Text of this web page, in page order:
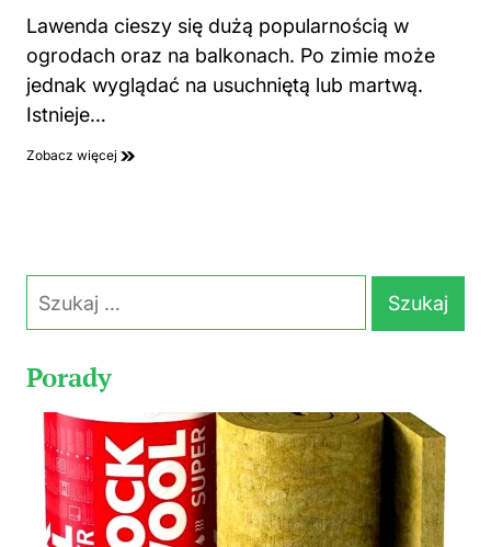
Lawenda cieszy się dużą popularnością w
ogrodach oraz na balkonach. Po zimie może
jednak wyglądać na usuchniętą lub martwą.
Istnieje…
Zobacz więcej
Szukaj:
Porady